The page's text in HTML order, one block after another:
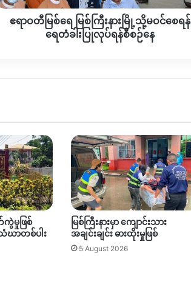
တံခါး
ဧရာဝတီမြစ်ရေ မြစ်ကြီးနားမြို့သို့မဝင်စေရန်
ရေတံခါးပြုလုပ်ရန်စီစဉ်နေ
ကွဲမှုဖြစ်
ဃာတစ်ပါး
မြစ်ကြီးနားမှာ ကျောင်းသား
အချင်းချင်း ဓားထိုးမှုဖြစ်
5 August 2026